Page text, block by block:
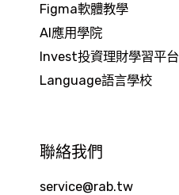
Figma軟體教學
AI應用學院
Invest投資理財學習平台
Language語言學校
聯絡我們
service@rab.tw